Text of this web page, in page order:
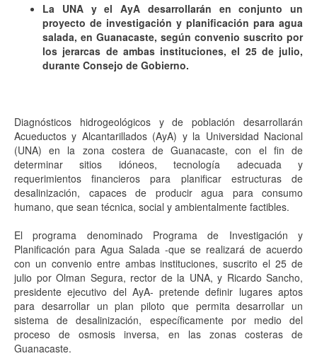
La UNA y el AyA desarrollarán en conjunto un
proyecto de investigación y planificación para agua
salada, en Guanacaste, según convenio suscrito por
los jerarcas de ambas instituciones, el 25 de julio,
durante Consejo de Gobierno.
Diagnósticos hidrogeológicos y de población desarrollarán
Acueductos y Alcantarillados (AyA) y la Universidad Nacional
(UNA) en la zona costera de Guanacaste, con el fin de
determinar sitios idóneos, tecnología adecuada y
requerimientos financieros para planificar estructuras de
desalinización, capaces de producir agua para consumo
humano, que sean técnica, social y ambientalmente factibles.
Elprograma denominado Programa de Investigación y
Planificación para Agua Salada -que se realizará de acuerdo
con un convenio entre ambas instituciones, suscrito el 25 de
julio por Olman Segura, rector de la UNA, y Ricardo Sancho,
presidente ejecutivo del AyA- pretende definir lugares aptos
para desarrollar un plan piloto que permita desarrollar un
sistema de desalinización, específicamente por medio del
proceso de osmosis inversa, en las zonas costeras de
Guanacaste.